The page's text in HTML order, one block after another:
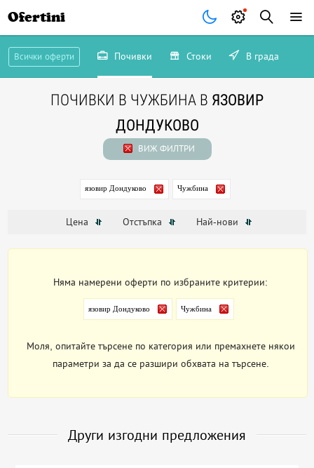
Ofertini
Всички оферти Почивки Стоки В града
ПОЧИВКИ В ЧУЖБИНА В ЯЗОВИР
ДОНДУКОВО
ВИЖ ФИЛТРИ
язовир Дондуково Чужбина
Цена Отстъпка Най-нови
Няма намерени оферти по избраните критерии:
язовир Дондуково Чужбина
Моля, опитайте търсене по категория или премахнете някои
параметри за да се разшири обхвата на търсене.
Други изгодни предложения